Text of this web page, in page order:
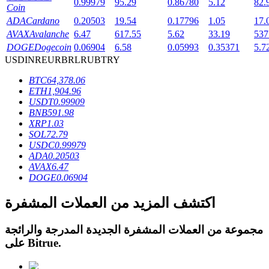
القروض
خدمة الاقتراض المدعومة بالعملات المشفرة
Coin
ADACardano 0.20503 19.54 0.17796 1.05
AVAXAvalanche 6.47 617.55 5.62 33.19
DOGEDogecoin 0.06904 6.58 0.05993 0.35371
USDINREURBRLRUBTRY
BTC64,378.06
ETH1,904.96
USDT0.99909
BNB591.98
XRP1.03
SOL72.79
USDC0.99979
ADA0.20503
AVAX6.47
DOGE0.06904
اكتشف المزيد من العملات المشفرة
مجموعة من العملات المشفرة الجديدة المدرجة والرائجة
Bitrue.